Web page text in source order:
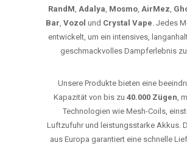
RandM, Adalya, Mosmo, AirMez,
Bar, Vozol und Crystal Vape. Jedes
entwickelt, um ein intensives,
geschmackvolles Dampferlebnis
Unsere Produkte bieten eine
Kapazität von bis zu 40.000 Zügen,
Technologien wie Mesh-Coils,
Luftzufuhr und leistungsstarke Akkus.
aus Europa garantiert eine schnelle